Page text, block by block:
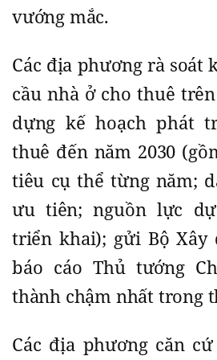
vướng mắc.
Các địa phương rà soát
cầu nhà ở cho thuê
dựng kế hoạch phát
thuê đến năm 2030
tiêu cụ thể từng năm;
ưu tiên; nguồn lực
triển khai); gửi Bộ Xây
báo cáo Thủ tướng
thành chậm nhất trong
Các địa phương căn